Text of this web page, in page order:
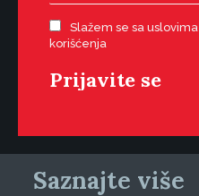
Slažem se sa uslovima
korišćenja
Saznajte više